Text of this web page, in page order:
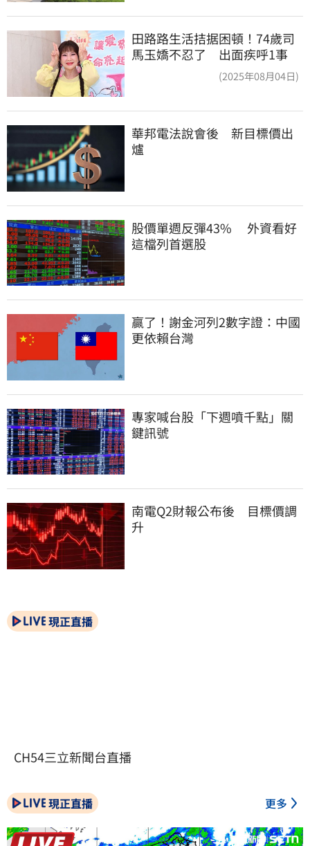
田路路生活拮据困頓！74歲司
馬玉嬌不忍了 出面疾呼1事
(2025年08月04日)
華邦電法說會後　新目標價出
爐
股價單週反彈43%　 外資看好
這檔列首選股
贏了！謝金河列2數字證：中國
更依賴台灣
專家喊台股「下週噴千點」關
鍵訊號
南電Q2財報公布後　目標價調
升
現正直播
CH54三立新聞台直播
現正直播 更多